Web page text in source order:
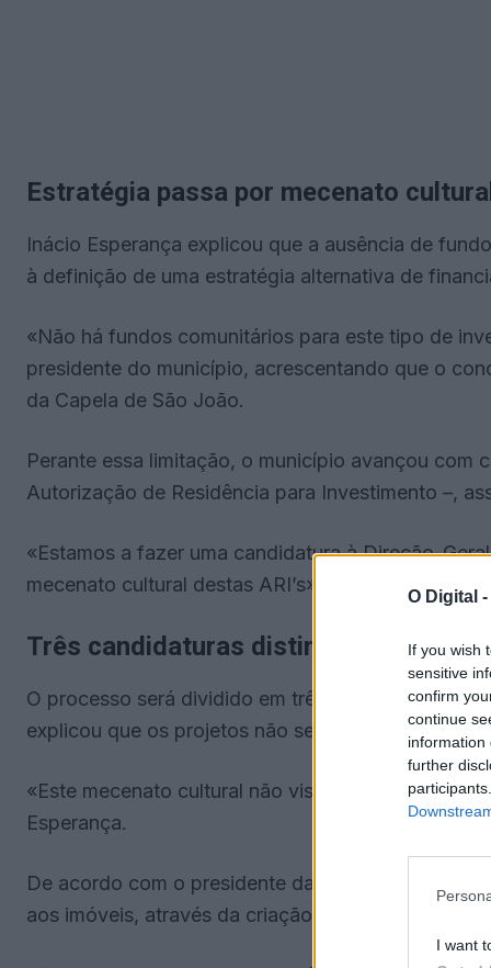
O Digital -
If you wish
sensitive
confirm
continue
information
further
I want
Estratégia passa por mecenato cultural
Inácio Esperança explicou que a ausência de
à definição de uma estratégia alternativa de
«Não há fundos comunitários para este tipo de
presidente do município, acrescentando que o
da Capela de São João.
Perante essa limitação, o município avançou com
Autorização de Residência para Investimento –,
«Estamos a fazer uma candidatura à Direção-
mecenato cultural destas ARI’s», explicou.
Três candidaturas distintas
O processo será dividido em três candidaturas
explicou que os projetos não se limitam a obras
«Este mecenato cultural não visa apenas fazer
Esperança.
De acordo com o presidente da Câmara, o
aos imóveis, através da criação de novas